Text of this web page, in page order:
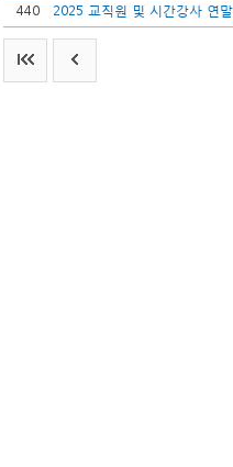
440
2025 교직원 및 시간강사 연